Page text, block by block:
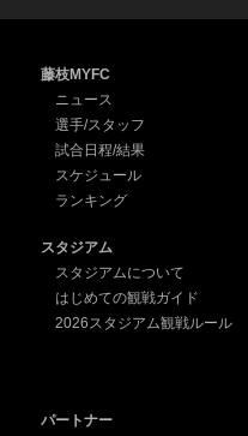
藤枝MYFC
ニュース
選手/スタッフ
試合日程/結果
スケジュール
ランキング
スタジアム
スタジアムについて
はじめての観戦ガイド
2026スタジアム観戦ルール
パートナー